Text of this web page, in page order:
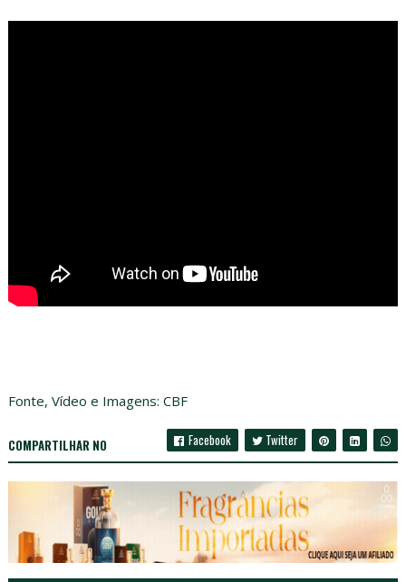
Fonte, Vídeo e Imagens: CBF
COMPARTILHAR NO Facebook Twitter